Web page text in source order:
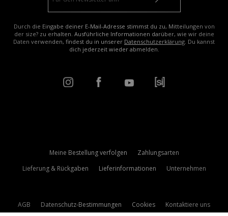
Durch die Eingabe deiner E-Mail-Adresse stimmst du zu, Mitteilungen von
der size? zu erhalten. Ausführliche Informationen darüber, wie wir deine
Daten verwenden, findest du in unserer Datenschutzerklärung. Du kannst
dich jederzeit wieder abmelden.
Meine Bestellung verfolgen
Zahlungsarten
Lieferung & Rückgaben
Lieferinformationen Unternehmen
AGB Datenschutz-Bestimmungen Cookies Kontaktiere uns